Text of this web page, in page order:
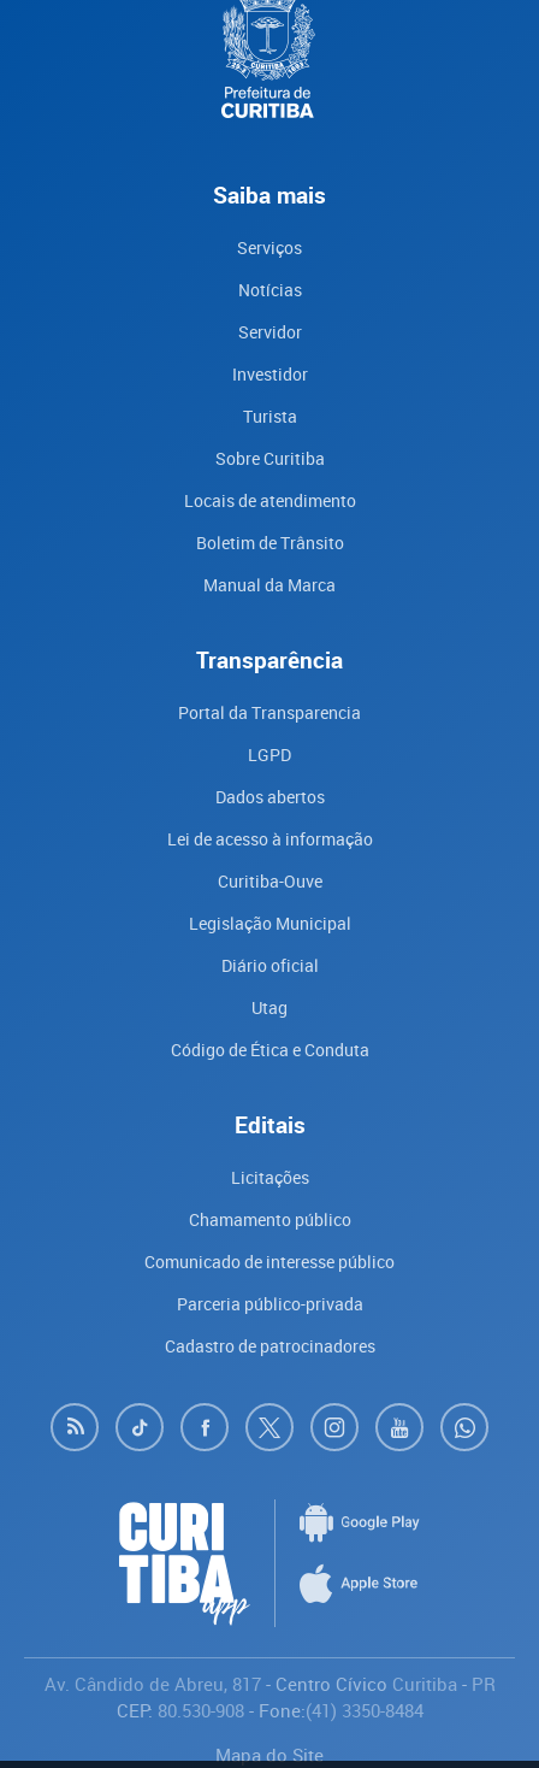
Saiba mais
Serviços
Notícias
Servidor
Investidor
Turista
Sobre Curitiba
Locais de atendimento
Boletim de Trânsito
Manual da Marca
Transparência
Portal da Transparencia
LGPD
Dados abertos
Lei de acesso à informação
Curitiba-Ouve
Legislação Municipal
Diário oficial
Utag
Código de Ética e Conduta
Editais
Licitações
Chamamento público
Comunicado de interesse público
Parceria público-privada
Cadastro de patrocinadores
Av. Cândido de Abreu, 817- Centro Cívico Curitiba- PR
CEP: 80.530-908- Fone:(41) 3350-8484
Mapa do Site